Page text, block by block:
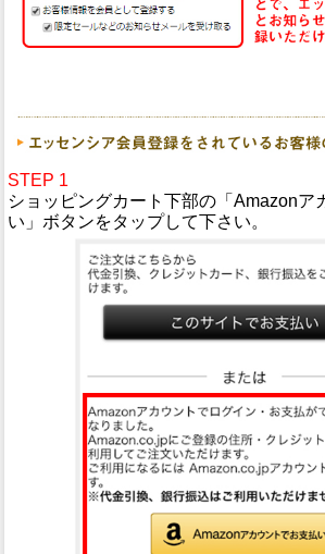
STEP 1
ショッピングカート下部の「Amazonア
い」ボタンをタップして下さい。